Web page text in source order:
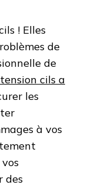
! Elles
de
de
cils a
les
à vos
des